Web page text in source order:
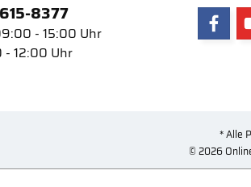
8377
- 15:00 Uhr
- 12:00 Uhr
* Alle
© 2026